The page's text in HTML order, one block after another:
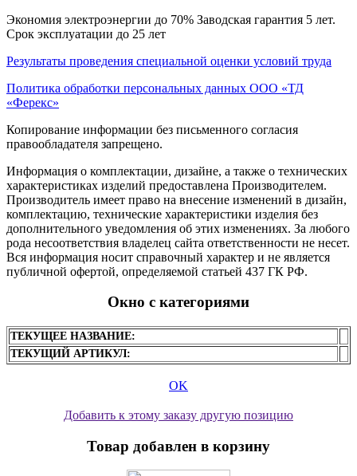
Экономия электроэнергии до 70% Заводская гарантия 5 лет.
Срок эксплуатации до 25 лет
Результаты проведения специальной оценки условий труда
Политика обработки персональных данных ООО «ТД
«Ферекс»
Копирование информации без письменного согласия
правообладателя запрещено.
Информация о комплектации, дизайне, а также о технических
характеристиках изделий предоставлена Производителем.
Производитель имеет право на внесение изменений в дизайн,
комплектацию, технические характеристики изделия без
дополнительного уведомления об этих изменениях. За любого
рода несоответствия владелец сайта ответственности не несет.
Вся информация носит справочный характер и не является
публичной офертой, определяемой статьей 437 ГК РФ.
Окно с категориями
ТЕКУЩЕЕ НАЗВАНИЕ:
ТЕКУЩИЙ АРТИКУЛ:
OK
Добавить к этому заказу другую позицию
Товар добавлен в корзину